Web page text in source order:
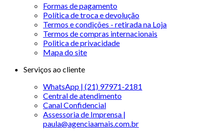
Formas de pagamento
Política de troca e devolução
Termos e condições - retirada na Loja
Termos de compras internacionais
Politica de privacidade
Mapa do site
Serviços ao cliente
WhatsApp | (21) 97971-2181
Central de atendimento
Canal Confidencial
Assessoria de Imprensa |
paula@agenciaamais.com.br